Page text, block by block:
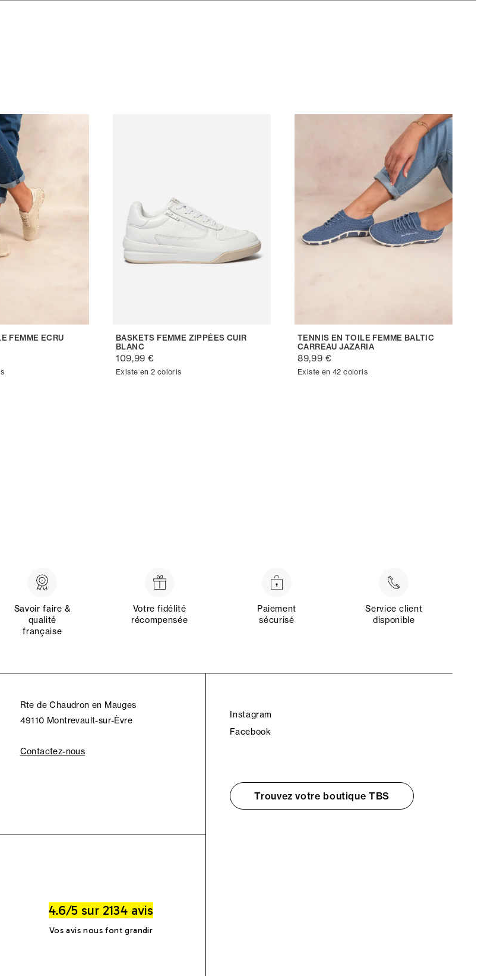
FEMME ECRU
BASKETS FEMME ZIPPÉES CUIR
BLANC
109,99 €
Existe en 2 coloris
TENNIS EN TOILE FEMME BALTIC
CARREAU JAZARIA
89,99 €
Existe en 42 coloris
Savoir faire &
qualité
française
Votre fidélité
récompensée
Paiement
sécurisé
Service client
disponible
Rte de Chaudron en Mauges
49110 Montrevault-sur-Èvre
Contactez-nous
4.6/5 sur 2134 avis
Vos avis nous font grandir
Instagram
Facebook
Trouvez votre boutique TBS